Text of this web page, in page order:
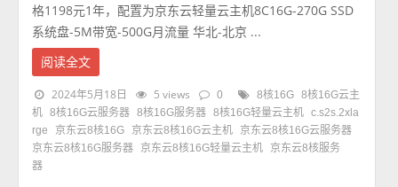
格1198元1年，配置为京东云轻量云主机8C16G-270G SSD
系统盘-5M带宽-500G月流量 华北-北京 ...
阅读全文
2024年5月18日 5 views 0 8核16G
8核16G云主
机 8核16G云服务器 8核16G服务器 8核16G轻量云主机 c.s2s.2xla
rge
京东云8核16G 京东云8核16G云主机
京东云8核16G云服务器
京东云8核16G服务器
京东云8核16G轻量云主机
京东云8核服务
器